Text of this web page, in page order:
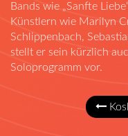
Bands wie „Sanfte
Künstlern wie Marilyn
Schlippenbach,
stellt er sein kürzlich
Soloprogramm vor.